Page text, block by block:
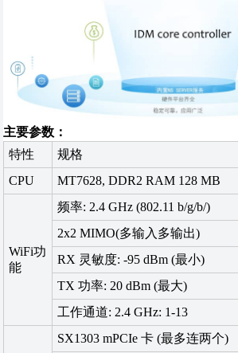
主要参数：
特性
规格
CPU
MT7628, DDR2 RAM 128 MB
WiFi功
能
频率: 2.4 GHz (802.11 b/g/b/)
2x2 MIMO(多输入多输出)
RX 灵敏度: -95 dBm (最小)
TX 功率: 20 dBm (最大)
工作通道: 2.4 GHz: 1-13
SX1303 mPCIe 卡 (最多连两个)